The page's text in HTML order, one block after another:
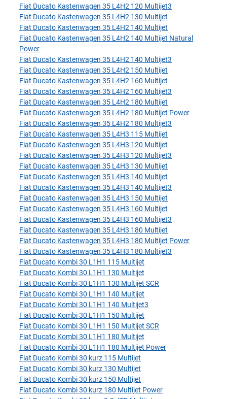
Fiat Ducato Kastenwagen 35 L4H2 120 Multijet3
Fiat Ducato Kastenwagen 35 L4H2 130 Multijet
Fiat Ducato Kastenwagen 35 L4H2 140 Multijet
Fiat Ducato Kastenwagen 35 L4H2 140 Multijet Natural
Power
Fiat Ducato Kastenwagen 35 L4H2 140 Multijet3
Fiat Ducato Kastenwagen 35 L4H2 150 Multijet
Fiat Ducato Kastenwagen 35 L4H2 160 Multijet
Fiat Ducato Kastenwagen 35 L4H2 160 Multijet3
Fiat Ducato Kastenwagen 35 L4H2 180 Multijet
Fiat Ducato Kastenwagen 35 L4H2 180 Multijet Power
Fiat Ducato Kastenwagen 35 L4H2 180 Multijet3
Fiat Ducato Kastenwagen 35 L4H3 115 Multijet
Fiat Ducato Kastenwagen 35 L4H3 120 Multijet
Fiat Ducato Kastenwagen 35 L4H3 120 Multijet3
Fiat Ducato Kastenwagen 35 L4H3 130 Multijet
Fiat Ducato Kastenwagen 35 L4H3 140 Multijet
Fiat Ducato Kastenwagen 35 L4H3 140 Multijet3
Fiat Ducato Kastenwagen 35 L4H3 150 Multijet
Fiat Ducato Kastenwagen 35 L4H3 160 Multijet
Fiat Ducato Kastenwagen 35 L4H3 160 Multijet3
Fiat Ducato Kastenwagen 35 L4H3 180 Multijet
Fiat Ducato Kastenwagen 35 L4H3 180 Multijet Power
Fiat Ducato Kastenwagen 35 L4H3 180 Multijet3
Fiat Ducato Kombi 30 L1H1 115 Multijet
Fiat Ducato Kombi 30 L1H1 130 Multijet
Fiat Ducato Kombi 30 L1H1 130 Multijet SCR
Fiat Ducato Kombi 30 L1H1 140 Multijet
Fiat Ducato Kombi 30 L1H1 140 Multijet3
Fiat Ducato Kombi 30 L1H1 150 Multijet
Fiat Ducato Kombi 30 L1H1 150 Multijet SCR
Fiat Ducato Kombi 30 L1H1 180 Multijet
Fiat Ducato Kombi 30 L1H1 180 Multijet Power
Fiat Ducato Kombi 30 kurz 115 Multijet
Fiat Ducato Kombi 30 kurz 130 Multijet
Fiat Ducato Kombi 30 kurz 150 Multijet
Fiat Ducato Kombi 30 kurz 180 Multijet Power